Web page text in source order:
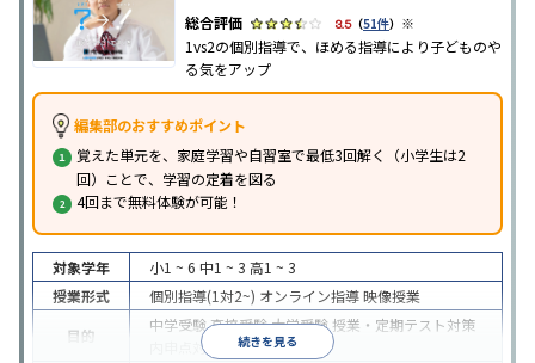
3.5（51件） ※
1vs2の個別指導で、ほめる指導により子どものや
る気をアップ
編集部のおすすめポイント
覚えた単元を、家庭学習や自習室で最低3回解く（小学生は2
回）ことで、学習の定着を図る
4回まで無料体験が可能！
続きを見る
対象学年 小1 ~ 6 中1 ~ 3 高1 ~ 3
授業形式
個別指導(1対2~) オンライン指導映像授業
目的
中学受験高校受験大学受験 授業・定期テスト対策
内申点対策
学習習慣の定着